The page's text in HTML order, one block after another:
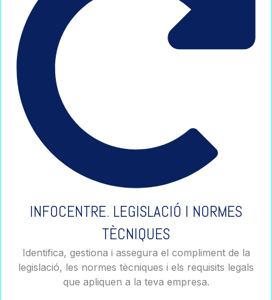
INFOCENTRE. LEGISLACIÓ I NORMES
TÈCNIQUES
Identifica, gestiona i assegura el compliment de la
legislació, les normes tècniques i els requisits legals
que apliquen a la teva empresa.